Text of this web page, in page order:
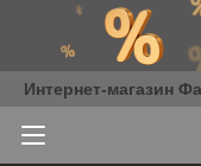
Интернет-магазин